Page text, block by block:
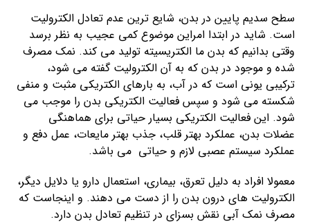
سطح سدیم پایین در بدن، شایع ترین عدم تعادل الکترولیت
است. شاید در ابتدا امراین موضوع کمی عجیب به نظر برسد
وقتی بدانیم که بدن ما الکتریسیته تولید می کند. نمک مصرف
شده و موجود در بدن که به آن الکترولیت گفته می شود،
ترکیبی یونی است که در آب، به بارهای الکتریکی مثبت و منفی
شکسته می شود و سپس فعالیت الکتریکی بدن را موجب می
شود. این فعالیت الکتریکی بسیار حیاتی برای هماهنگی
عضلات بدن، عملکرد بهتر قلب، جذب بهتر مایعات، عمل دفع و
عملکرد سیستم عصبی لازم و حیاتی می باشد.
معمولا افراد به دلیل تعرق، بیماری، استعمال دارو یا دلایل دیگر،
الکترولیت های درون بدن را از دست می دهند. و اینجاست که
مصرف نمک آبی نقش بسزای در تنظیم تعادل بدن دارد.